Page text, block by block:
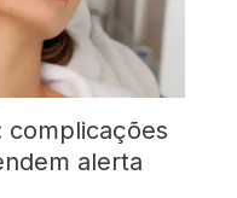
complicações
alerta